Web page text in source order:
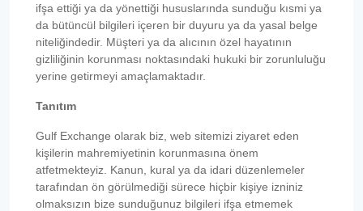
ifşa ettiği ya da yönettiği hususlarında sunduğu kısmi ya
da bütüncül bilgileri içeren bir duyuru ya da yasal belge
niteliğindedir. Müşteri ya da alıcının özel hayatının
gizliliğinin korunması noktasındaki hukuki bir zorunluluğu
yerine getirmeyi amaçlamaktadır.
Tanıtım
Gulf Exchange olarak biz, web sitemizi ziyaret eden
kişilerin mahremiyetinin korunmasına önem
atfetmekteyiz. Kanun, kural ya da idari düzenlemeler
tarafından ön görülmediği sürece hiçbir kişiye izniniz
olmaksızın bize sunduğunuz bilgileri ifşa etmemek